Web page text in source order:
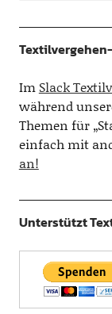
Im Slack
während
Themen für
einfach mit
an!
Unterstützt